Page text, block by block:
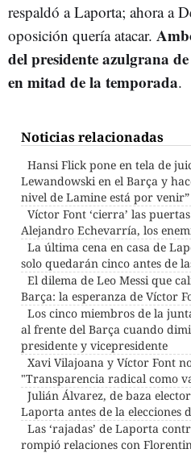
respaldó a Laporta; ahora a
oposición quería atacar.
del presidente azulgrana
en mitad de la temporada.
Noticias relacionadas
Hansi Flick pone en tela de
Lewandowski en el Barça y
nivel de Lamine está por venir”
Víctor Font ‘cierra’ las
Alejandro Echevarría, los
La última cena en casa de
solo quedarán cinco antes de
El dilema de Leo Messi que
Barça: la esperanza de Víctor
Los cinco miembros de la
al frente del Barça cuando
presidente y vicepresidente
Xavi Vilajoana y Víctor Font
"Transparencia radical como
Julián Álvarez, de baza
Laporta antes de la elecciones
Las ‘rajadas’ de Laporta
rompió relaciones con